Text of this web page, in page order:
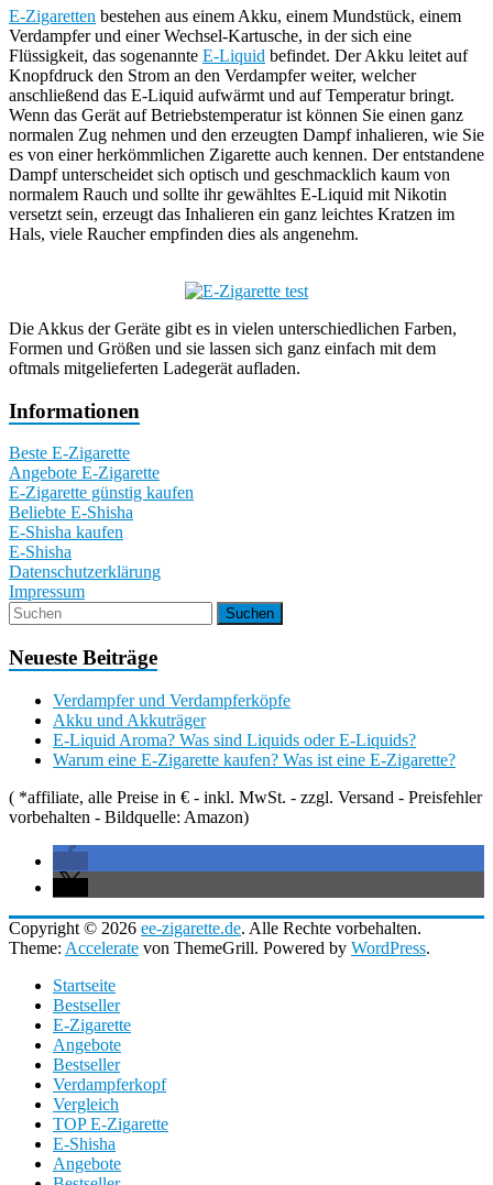
E-Zigaretten bestehen aus einem Akku, einem Mundstück, einem
Verdampfer und einer Wechsel-Kartusche, in der sich eine
Flüssigkeit, das sogenannte E-Liquid befindet. Der Akku leitet auf
Knopfdruck den Strom an den Verdampfer weiter, welcher
anschließend das E-Liquid aufwärmt und auf Temperatur bringt.
Wenn das Gerät auf Betriebstemperatur ist können Sie einen ganz
normalen Zug nehmen und den erzeugten Dampf inhalieren, wie Sie
es von einer herkömmlichen Zigarette auch kennen. Der entstandene
Dampf unterscheidet sich optisch und geschmacklich kaum von
normalem Rauch und sollte ihr gewähltes E-Liquid mit Nikotin
versetzt sein, erzeugt das Inhalieren ein ganz leichtes Kratzen im
Hals, viele Raucher empfinden dies als angenehm.
Die Akkus der Geräte gibt es in vielen unterschiedlichen Farben,
Formen und Größen und sie lassen sich ganz einfach mit dem
oftmals mitgelieferten Ladegerät aufladen.
Informationen
Beste E-Zigarette
Angebote E-Zigarette
E-Zigarette günstig kaufen
Beliebte E-Shisha
E-Shisha kaufen
E-Shisha
Datenschutzerklärung
Impressum
Neueste Beiträge
Verdampfer und Verdampferköpfe
Akku und Akkuträger
E-Liquid Aroma? Was sind Liquids oder E-Liquids?
Warum eine E-Zigarette kaufen? Was ist eine E-Zigarette?
( *affiliate, alle Preise in € - inkl. MwSt. - zzgl. Versand - Preisfehler
vorbehalten - Bildquelle: Amazon)
Copyright © 2026 ee-zigarette.de. Alle Rechte vorbehalten.
Theme: Accelerate von ThemeGrill. Powered by WordPress.
Startseite
Bestseller
E-Zigarette
Angebote
Bestseller
Verdampferkopf
Vergleich
TOP E-Zigarette
E-Shisha
Angebote